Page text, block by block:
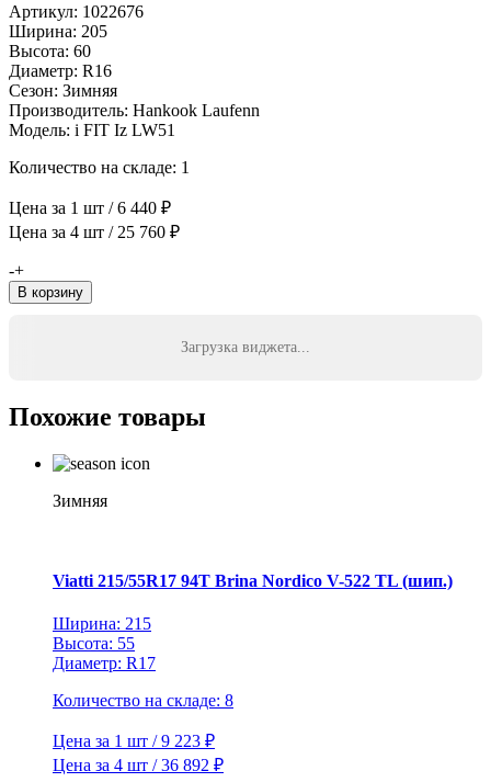
Артикул: 1022676
Ширина: 205
Высота: 60
Диаметр: R16
Сезон: Зимняя
Производитель: Hankook Laufenn
Модель: i FIT Iz LW51
Количество на складе: 1
Цена за 1 шт / 6 440 ₽
Цена за 4 шт / 25 760 ₽
Количество
товара
Hankook
FIT
Iz
-+
В корзину
Загрузка виджета...
Похожие товары
Зимняя
Viatti 215/55R17 94T Brina Nordico V-522 TL (шип.)
Ширина: 215
Высота: 55
Диаметр: R17
Количество на складе: 8
Цена за 1 шт / 9 223 ₽
Цена за 4 шт / 36 892 ₽